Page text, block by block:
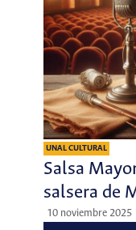
UNAL CULTURAL
Salsa
salsera de
10 noviembre 2025